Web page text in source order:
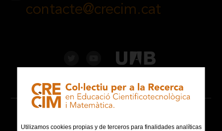
contacte@crecim.cat
Utilizamos cookies propias y de terceros para finalidades analíticas